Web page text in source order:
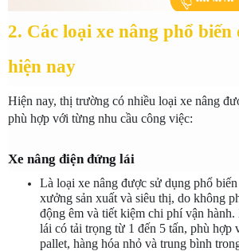
2. Các loại xe nâng phổ
hiện nay
Hiện nay, thị trường có nhiều loại xe nâng
phù hợp với từng nhu cầu công việc:
Xe nâng điện đứng lái
Là loại xe nâng được sử dụng phổ
xưởng sản xuất và siêu thị, do không
động êm và tiết kiệm chi phí vận
lái có tải trọng từ 1 đến 5 tấn, phù hợp
pallet, hàng hóa nhỏ và trung bình